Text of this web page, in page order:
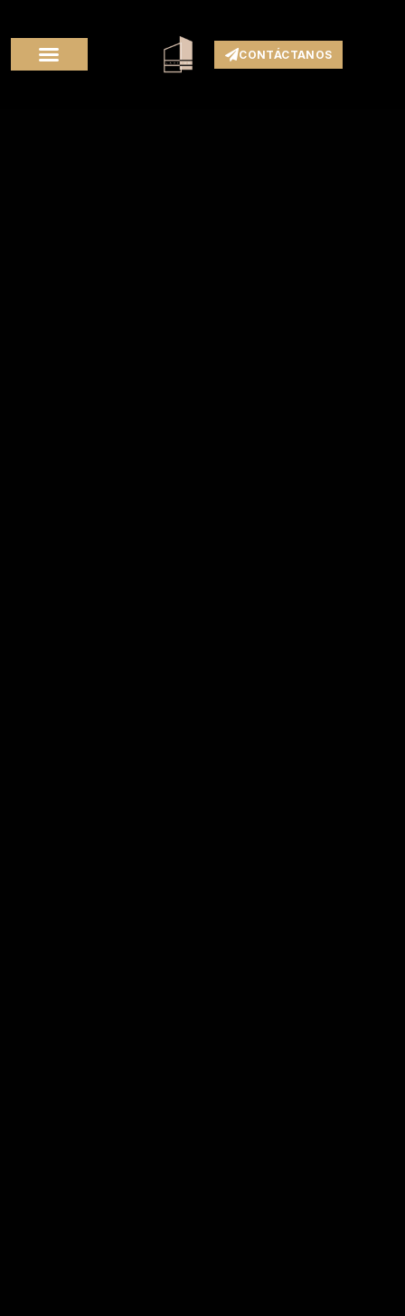
CONTÁCTANOS